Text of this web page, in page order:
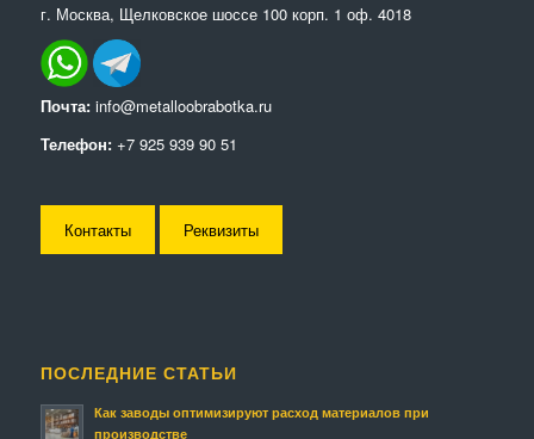
г. Москва, Щелковское шоссе 100 корп. 1 оф. 4018
Почта: info@metalloobrabotka.ru
Телефон: +7 925 939 90 51
Контакты Реквизиты
ПОСЛЕДНИЕ СТАТЬИ
Как заводы оптимизируют расход материалов при
производстве